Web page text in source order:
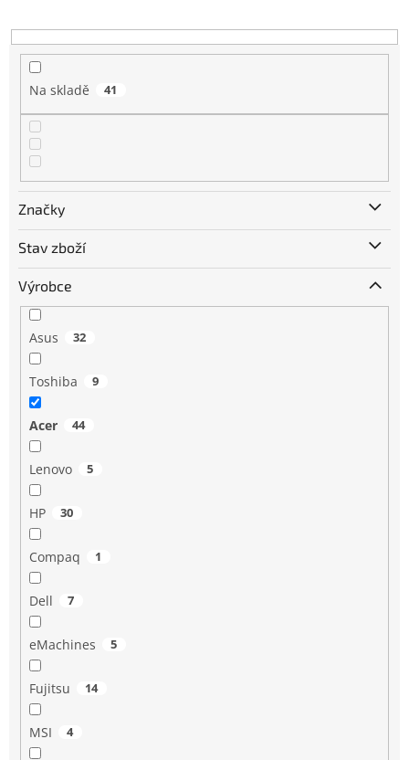
t
ů
Na skladě 41
Značky
Stav zboží
Výrobce
Asus 32
Toshiba 9
Acer 44
Lenovo 5
HP 30
Compaq 1
Dell 7
eMachines 5
Fujitsu 14
MSI 4